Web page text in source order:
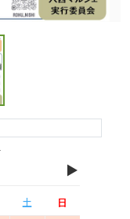
▶
土
日